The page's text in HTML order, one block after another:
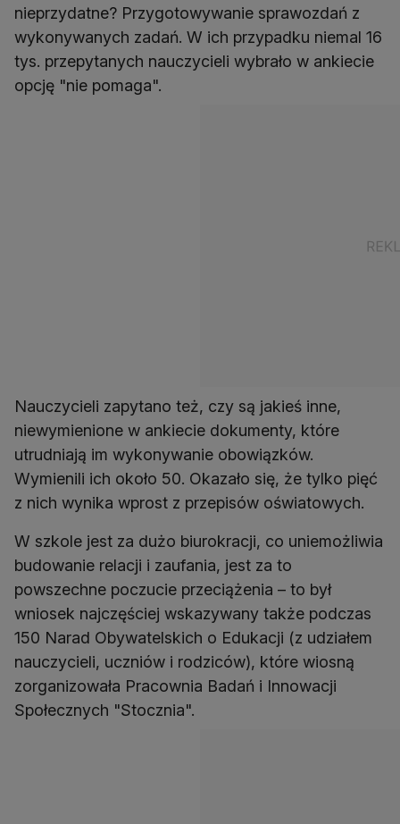
nieprzydatne? Przygotowywanie sprawozdań z
wykonywanych zadań. W ich przypadku niemal 16
tys. przepytanych nauczycieli wybrało w ankiecie
opcję "nie pomaga".
Nauczycieli zapytano też, czy są jakieś inne,
niewymienione w ankiecie dokumenty, które
utrudniają im wykonywanie obowiązków.
Wymienili ich około 50. Okazało się, że tylko pięć
z nich wynika wprost z przepisów oświatowych.
W szkole jest za dużo biurokracji, co uniemożliwia
budowanie relacji i zaufania, jest za to
powszechne poczucie przeciążenia – to był
wniosek najczęściej wskazywany także podczas
150 Narad Obywatelskich o Edukacji (z udziałem
nauczycieli, uczniów i rodziców), które wiosną
zorganizowała Pracownia Badań i Innowacji
Społecznych "Stocznia".